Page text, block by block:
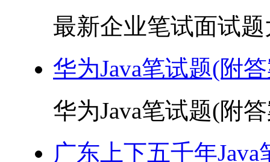
最新企业笔试面试
华为Java笔试题(附
华为Java笔试题(附
广东上下五千年